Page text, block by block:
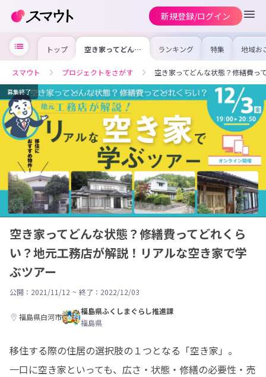
新規登録/ログイン
トップ 空き家ってどんな
状態？修繕費って
工務店が解説！リ
アルな空き家で学
ぶツアー
ランキング 特集 地域お
の求
を集め
事内容
を比較
合った
けよう
スマウト プロジェクトをさがす 空き家ってどんな状態？修繕費っ
募集終了
空き家ってどんな状態？修繕費ってどれくら
い？地元工務店が解説！リアルな空き家で学
ぶツアー
公開：2021/11/12 ~ 終了：2022/12/03
福島県白河市
福島県ふくしまぐらし推進課
福島県
移住する際の住居の選択肢の１つとなる「空き家」。
一口に空き家といっても、広さ・状態・修繕の必要性・売